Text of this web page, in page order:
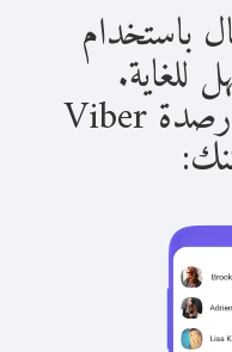
باستخدام
بمجرد حصولك على أرصدة Viber